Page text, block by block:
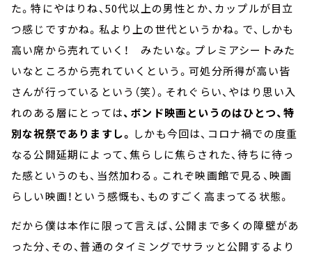
た。特にやはりね、50代以上の男性とか、カップルが目立
つ感じですかね。私より上の世代というかね。で、しかも
高い席から売れていく！ みたいな。プレミアシートみた
いなところから売れていくという。可処分所得が高い皆
さんが行っているという（笑）。それぐらい、やはり思い入
れのある層にとっては、ボンド映画というのはひとつ、特
別な祝祭でありますし。 しかも今回は、コロナ禍での度重
なる公開延期によって、焦らしに焦らされた、待ちに待っ
た感というのも、当然加わる。これぞ映画館で見る、映画
らしい映画！という感慨も、ものすごく高まってる状態。
だから僕は本作に限って言えば、公開まで多くの障壁があ
った分、その、普通のタイミングでサラッと公開するより